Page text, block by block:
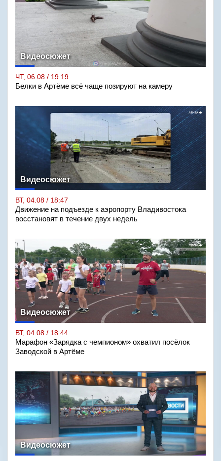
Видеосюжет
ЧТ, 06.08 / 19:19
Белки в Артёме всё чаще позируют на камеру
Видеосюжет
ВТ, 04.08 / 18:47
Движение на подъезде к аэропорту Владивостока
восстановят в течение двух недель
Видеосюжет
ВТ, 04.08 / 18:44
Марафон «Зарядка с чемпионом» охватил посёлок
Заводской в Артёме
Видеосюжет